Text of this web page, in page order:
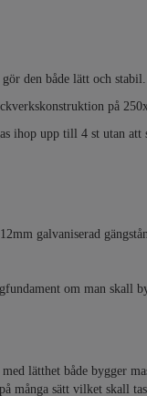
den både lätt och stabil.
på
ihop upp till 4 st utan att
galvaniserad
om man skall
lätthet både bygger
många sätt vilket